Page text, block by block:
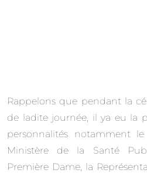
Rappelons que pendant la
de ladite journée, il ya eu la
personnalités notamment
Ministère de la Santé
Première Dame, la